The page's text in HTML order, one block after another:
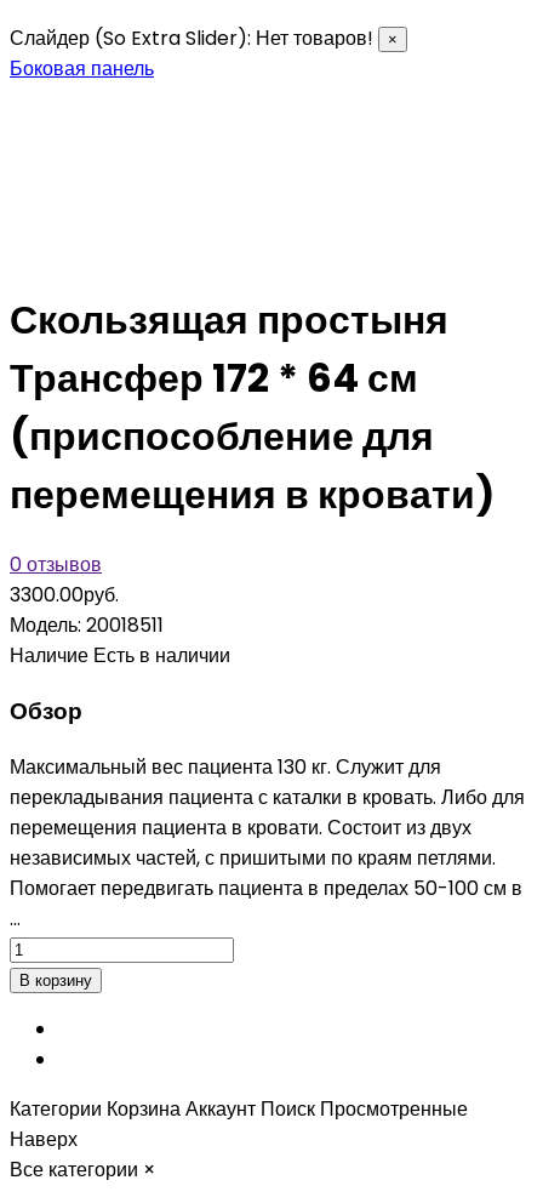
Слайдер (So Extra Slider): Нет товаров!
×
Боковая панель
Скользящая простыня
Трансфер 172 * 64 см
(приспособление для
перемещения в кровати)
0 отзывов
3300.00руб.
Модель: 20018511
Наличие Есть в наличии
Обзор
Максимальный вес пациента 130 кг. Служит для
перекладывания пациента с каталки в кровать. Либо для
перемещения пациента в кровати. Состоит из двух
независимых частей, с пришитыми по краям петлями.
Помогает передвигать пациента в пределах 50-100 см в
...
Категории КорзинаАккаунт Поиск Просмотренные
Наверх
Все категории ×